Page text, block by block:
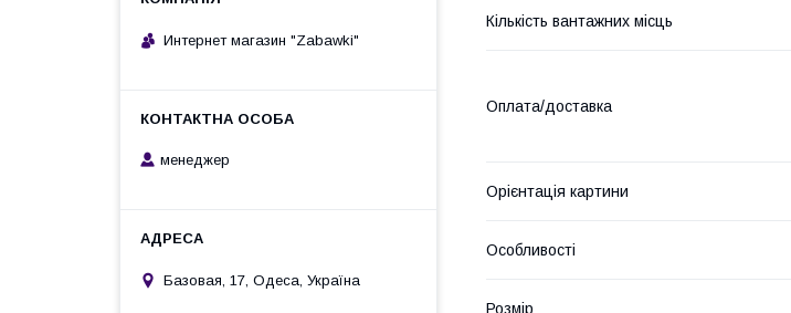
Кількість вантажних місць
Оплата/доставка
Орієнтація картини
Особливості
Розмір
Интернет магазин "Zabawki"
менеджер
Базовая, 17, Одеса, Україна